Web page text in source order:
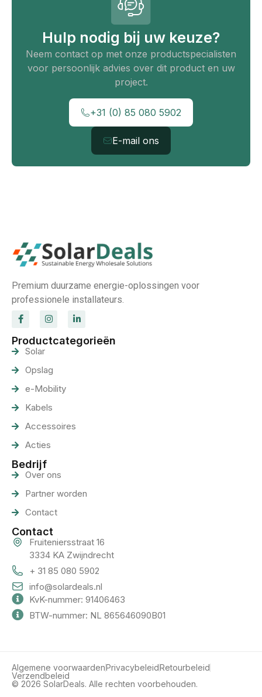
Hulp nodig bij uw keuze?
Neem contact op met onze productspecialisten
voor persoonlijk advies over dit product en uw
project.
+31 (0) 85 080 5902
E-mail ons
Premium duurzame energie-oplossingen voor
professionele installateurs.
Productcategorieën
Solar
Opslag
e-Mobility
Kabels
Accessoires
Acties
Bedrijf
Over ons
Partner worden
Contact
Contact
Fruiteniersstraat 16
3334 KA Zwijndrecht
+ 31 85 080 5902
info@solardeals.nl
KvK-nummer: 91406463
BTW-nummer: NL 865646090B01
© 2026 SolarDeals. Alle rechten voorbehouden.
Algemene voorwaardenPrivacybeleidRetourbeleid
Verzendbeleid